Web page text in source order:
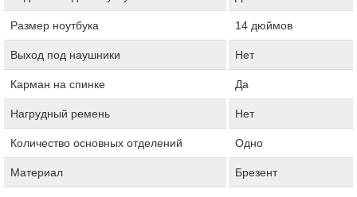
Размер ноутбука 14 дюймов
Выход под наушники Нет
Карман на спинке Да
Нагрудный ремень Нет
Количество основных отделений Одно
Материал Брезент